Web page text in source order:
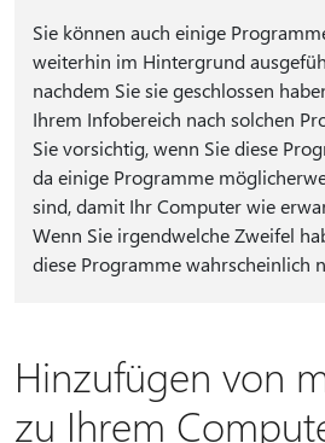
Sie können auch einige
weiterhin im Hintergrund
nachdem Sie sie geschlossen
Ihrem Infobereich nach solchen
Sie vorsichtig, wenn Sie diese
da einige Programme
sind, damit Ihr Computer wie
Wenn Sie irgendwelche Zweifel
diese Programme wahrscheinlich
Hinzufügen von
zu Ihrem